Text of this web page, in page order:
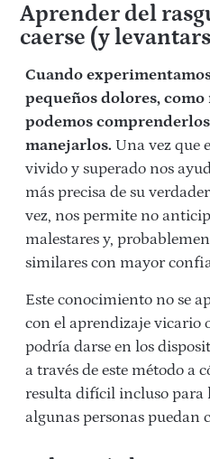
Aprender del
caerse (y
Cuando
pequeños dolores,
podemos
manejarlos. Una vez que
vivido y superado nos
más precisa de su
vez, nos permite no
malestares y,
similares con mayor
Este conocimiento no se
con el aprendizaje vicario
podría darse en los
a través de este método a
resulta difícil incluso para
algunas personas puedan